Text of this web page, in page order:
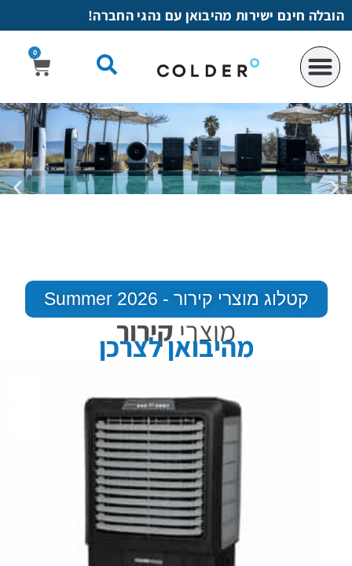
לתוכן
הובלה חינם ישירות מהיבואן עם נהגי החברה!
0
קטלוג מוצרי קירור - Summer 2026
מוצרי קירור
מהיבואן לצרכן